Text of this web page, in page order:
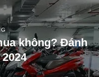
không? Đánh